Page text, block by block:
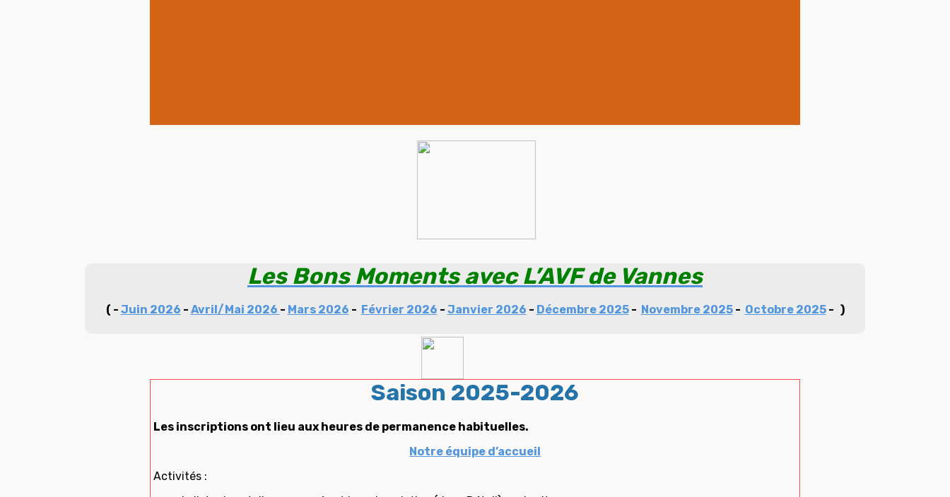
Les Bons Moments avec L’AVF de Vannes
( - Juin 2026 - Avril/Mai 2026 - Mars 2026 - Février 2026 - Janvier 2026 - Décembre 2025- Novembre 2025- Octobre 2025- )
Saison 2025-2026
Les inscriptions ont lieu aux heures de permanence habituelles.
Notre équipe d’accueil
Activités :